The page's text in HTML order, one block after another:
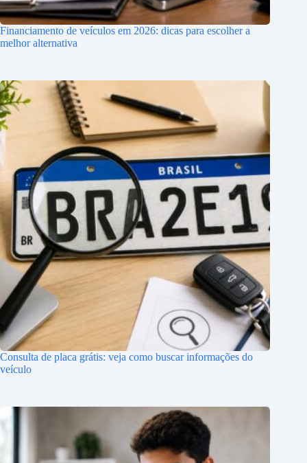
Financiamento de veículos em 2026: dicas para escolher a
melhor alternativa
Consulta de placa grátis: veja como buscar informações do
veículo